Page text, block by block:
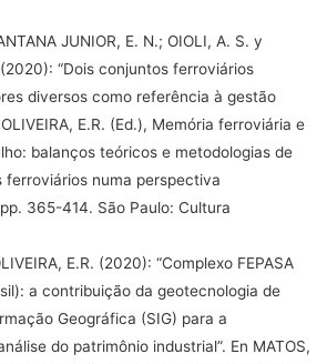
JUNIOR, E. N.; OIOLI, A. S. y
(2020): “Dois conjuntos ferroviários
diversos como referência à gestão
E.R. (Ed.), Memória ferroviária e
balanços teóricos e metodologias de
ferroviários numa perspectiva
365-414. São Paulo: Cultura
E.R. (2020): “Complexo FEPASA
a contribuição da geotecnologia de
Geográfica (SIG) para a
do patrimônio industrial”. En MATOS,